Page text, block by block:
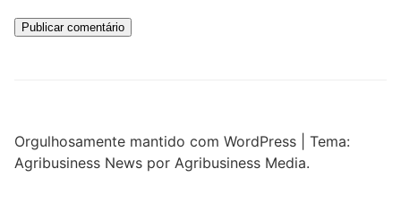
Orgulhosamente mantido com WordPress
Tema:
Agribusiness News por Agribusiness Media.